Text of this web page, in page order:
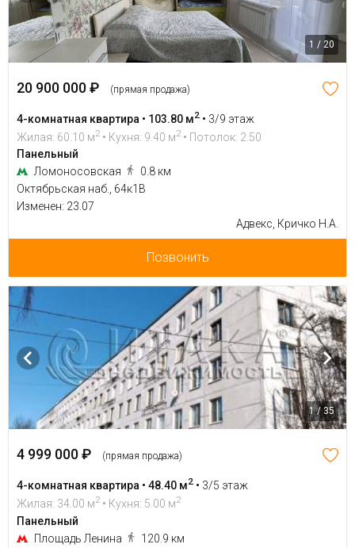
1 / 20
20 900 000 ₽ (прямая продажа)
4-комнатная квартира • 103.80 м2 • 3/9 этаж
Жилая: 60.10 м2 • Кухня: 9.40 м2 • Потолок: 2.50
Панельный
Ломоносовская
0.8 км
Октябрьская наб., 64к1В
Изменен: 23.07
Адвекс, Кричко Н.А.
Позвонить
1 / 35
4 999 000 ₽ (прямая продажа)
4-комнатная квартира • 48.40 м2 • 3/5 этаж
Жилая: 34.00 м2 • Кухня: 5.00 м2
Панельный
Площадь Ленина
120.9 км